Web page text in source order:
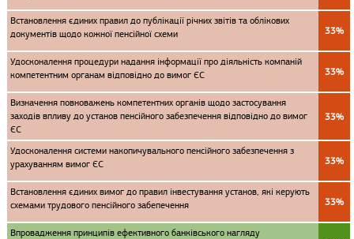
Встановлення єдиних правил до публікації річних звітів та облікових
документів щодо кожної пенсійної схеми
33%
Удосконалення процедури надання інформації про діяльність компаній
компетентним органам відповідно до вимог ЄС
33%
Визначення повноважень компетентних органів щодо застосування
заходів впливу до установ пенсійного забезпечення відповідно до вимог
ЄС
33%
Удосконалення системи накопичувального пенсійного забезпечення з
урахуванням вимог ЄС
33%
Встановлення єдиних вимог до правил інвестування установ, які керують
схемами трудового пенсійного забепечення
33%
Впровадження принципів ефективного банківського нагляду